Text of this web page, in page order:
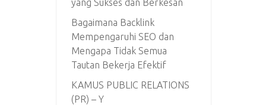
yang Sukses dan Berkesan
Bagaimana Backlink
Mempengaruhi SEO dan
Mengapa Tidak Semua
Tautan Bekerja Efektif
KAMUS PUBLIC RELATIONS
(PR) – Y